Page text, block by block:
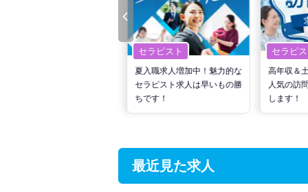
セラピスト
夏入職求人増加中！魅力的な
セラピスト求人は早いもの勝
ちです！
セラピ
高年収＆
人気の訪
します！
最近見た求人